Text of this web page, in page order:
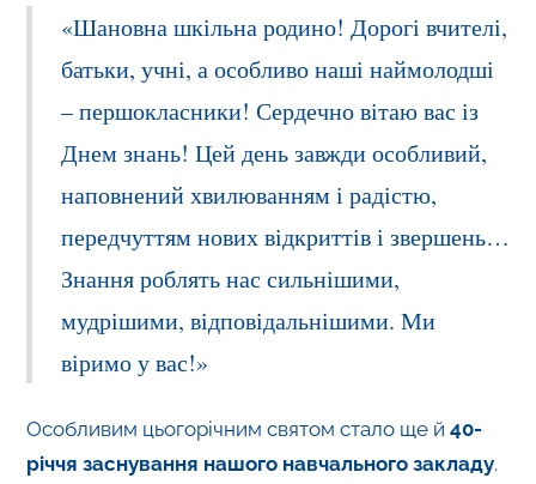
«Шановна шкільна родино! Дорогі вчителі,
батьки, учні, а особливо наші наймолодші
– першокласники! Сердечно вітаю вас із
Днем знань! Цей день завжди особливий,
наповнений хвилюванням і радістю,
передчуттям нових відкриттів і звершень…
Знання роблять нас сильнішими,
мудрішими, відповідальнішими. Ми
віримо у вас!»
Особливим цьогорічним святом стало ще й 40-
річчя заснування нашого навчального закладу.